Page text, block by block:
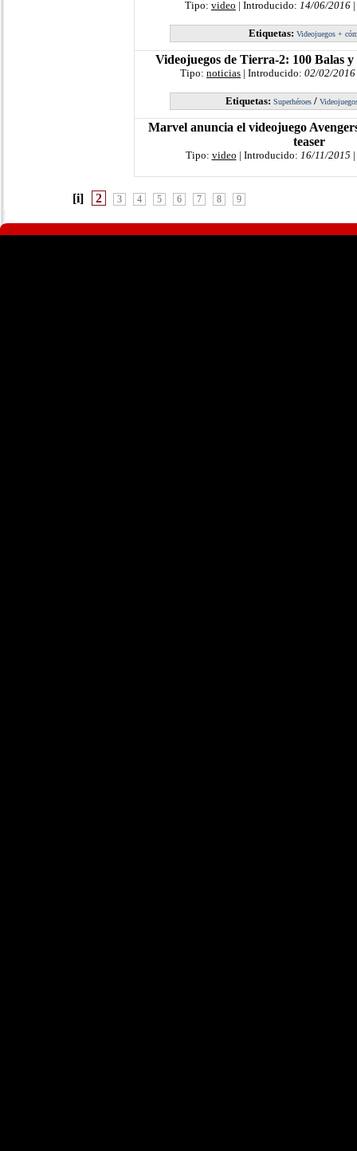
Tipo: video | Introducido: 14/06/2016
Etiquetas: Videojuegos +
Videojuegos de Tierra-2: 100 Balas
Tipo: noticias | Introducido: 02/02/2016
Etiquetas: Superhéroes /
Marvel anuncia el videojuego
teaser
Tipo: video | Introducido: 16/11/2015
[i] 2 3 4 5 6 7 8 9